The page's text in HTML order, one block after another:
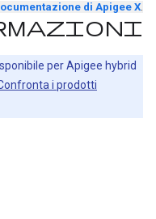
di Apigee X.
per Apigee hybrid
i prodotti